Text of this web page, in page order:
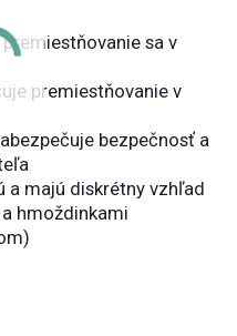
sa v
premiestňovanie v
bezpečnosť a
a majú diskrétny vzhľad
hmoždinkami